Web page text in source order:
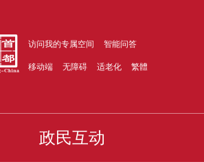
访问我的专属空间 智能问答
移动端 无障碍 适老化 繁體
政民互动